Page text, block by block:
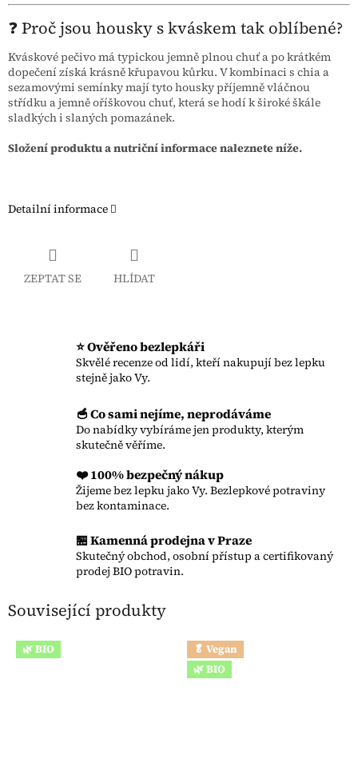
❓ Proč jsou housky s kváskem tak oblíbené?
Kváskové pečivo má typickou jemně plnou chuť a po krátkém
dopečení získá krásně křupavou kůrku. V kombinaci s chia a
sezamovými semínky mají tyto housky příjemně vláčnou
střídku a jemně oříškovou chuť, která se hodí k široké škále
sladkých i slaných pomazánek.
Složení produktu a nutriční informace naleznete níže.
Detailní informace
ZEPTAT SE HLÍDAT
⭐ Ověřeno bezlepkáři
Skvělé recenze od lidí, kteří nakupují bez lepku
stejně jako Vy.
🥣 Co sami nejíme, neprodáváme
Do nabídky vybíráme jen produkty, kterým
skutečně věříme.
❤️ 100% bezpečný nákup
Žijeme bez lepku jako Vy. Bezlepkové potraviny
bez kontaminace.
🏪 Kamenná prodejna v Praze
Skutečný obchod, osobní přístup a certifikovaný
prodej BIO potravin.
Související produkty
🌿 BIO
🥬 Vegan
🌿 BIO